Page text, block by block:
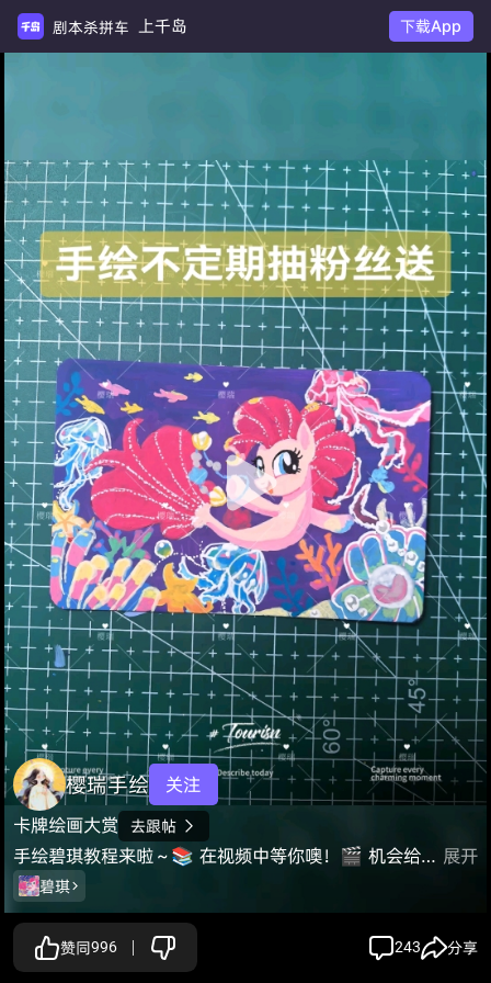
剧本杀拼车 上千岛 下载App
樱瑞手绘
关注
卡牌绘画大赏
去跟帖 
手绘碧琪教程来啦～📚 在视频中等你噢！🎬 机会给有准备的你，抽奖不断哟!🎁😄💖可以把你的画作留在评论区，一起观赏哦😘 展开
碧琪
赞同996 243 分享